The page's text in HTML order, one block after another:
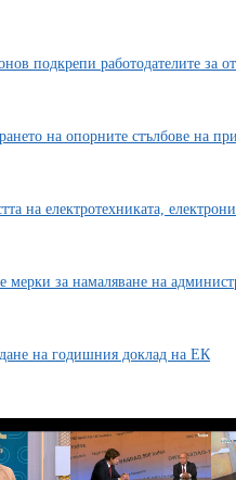
подкрепи работодателите за
на опорните стълбове на
на електротехниката,
за намаляване на
на годишния доклад на ЕК